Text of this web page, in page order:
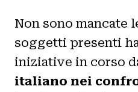
Non sono mancate
soggetti presenti
iniziative in corso
italiano nei